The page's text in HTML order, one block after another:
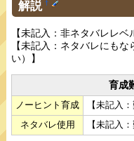
解説 †
【未記入：非ネタバレレベ
【未記入：ネタバレにも
い）】
育成
ノーヒント育成
【未記入
ネタバレ使用
【未記入